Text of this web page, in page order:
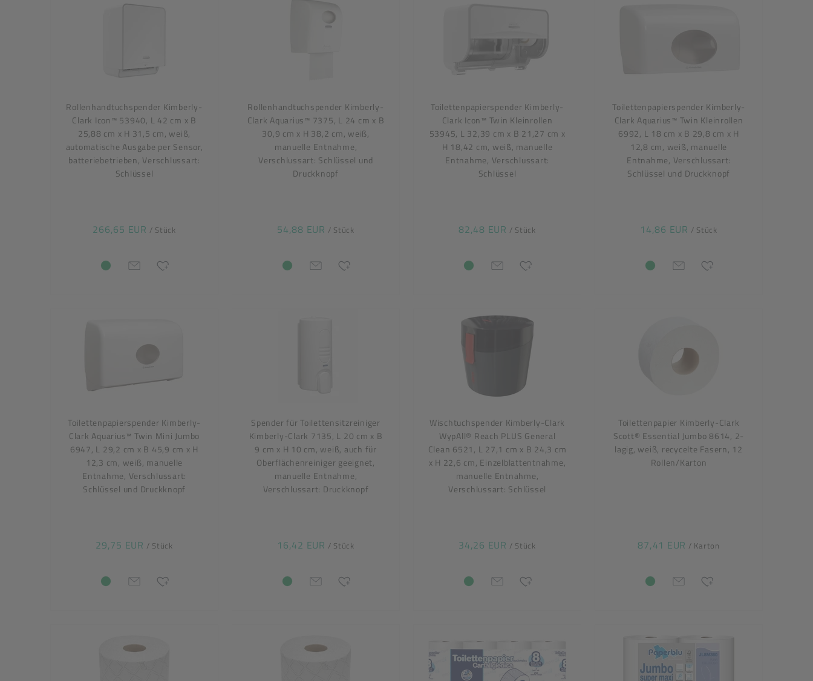
Rollenhandtuchspender Kimberly-
Clark Icon™ 53940, L 42 cm x B
25,88 cm x H 31,5 cm, weiß,
automatische Ausgabe per Sensor,
batteriebetrieben, Verschlussart:
Schlüssel
266,65 EUR / Stück
Rollenhandtuchspender Kimberly-
Clark Aquarius™ 7375, L 24 cm x B
30,9 cm x H 38,2 cm, weiß,
manuelle Entnahme,
Verschlussart: Schlüssel und
Druckknopf
54,88 EUR / Stück
Toilettenpapierspender Kimberly-
Clark Icon™ Twin Kleinrollen
53945, L 32,39 cm x B 21,27 cm x
H 18,42 cm, weiß, manuelle
Entnahme, Verschlussart:
Schlüssel
82,48 EUR / Stück
Toilettenpapierspender Kimberly-
Clark Aquarius™ Twin Kleinrollen
6992, L 18 cm x B 29,8 cm x H
12,8 cm, weiß, manuelle
Entnahme, Verschlussart:
Schlüssel und Druckknopf
14,86 EUR / Stück
Toilettenpapierspender Kimberly-
Clark Aquarius™ Twin Mini Jumbo
6947, L 29,2 cm x B 45,9 cm x H
12,3 cm, weiß, manuelle
Entnahme, Verschlussart:
Schlüssel und Druckknopf
29,75 EUR / Stück
Spender für Toilettensitzreiniger
Kimberly-Clark 7135, L 20 cm x B
9 cm x H 10 cm, weiß, auch für
Oberflächenreiniger geeignet,
manuelle Entnahme,
Verschlussart: Druckknopf
16,42 EUR / Stück
Wischtuchspender Kimberly-Clark
WypAll® Reach PLUS General
Clean 6521, L 27,1 cm x B 24,3 cm
x H 22,6 cm, Einzelblattentnahme,
manuelle Entnahme,
Verschlussart: Schlüssel
34,26 EUR / Stück
Toilettenpapier Kimberly-Clark
Scott® Essential Jumbo 8614, 2-
lagig, weiß, recycelte Fasern, 12
Rollen/Karton
87,41 EUR / Karton